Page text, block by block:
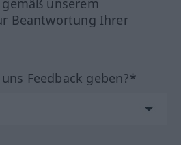
unserem
Beantwortung Ihrer
Feedback geben?*